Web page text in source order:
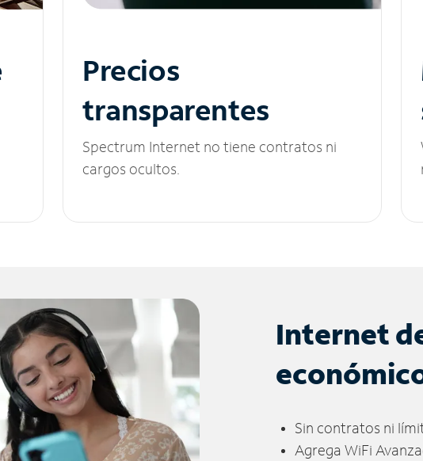
Precios
transparentes
Spectrum Internet no tiene contratos ni
cargos ocultos.
Internet
Sin contratos ni
Agrega WiFi